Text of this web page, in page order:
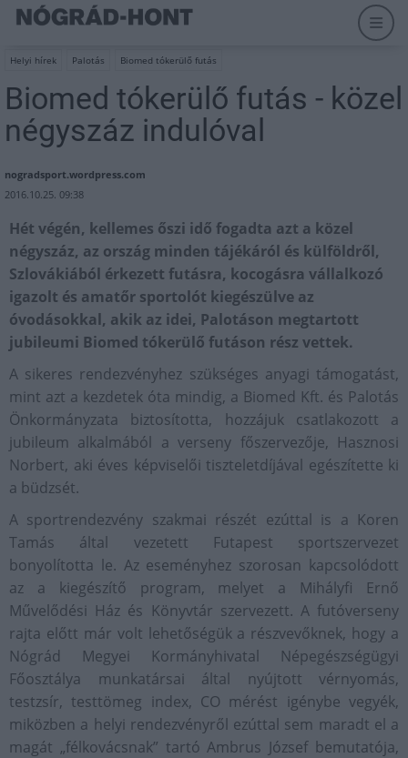
Helyi hírek Palotás Biomed tókerülő futás
Biomed tókerülő futás - közel
négyszáz indulóval
nogradsport.wordpress.com
2016.10.25. 09:38
Hét végén, kellemes őszi idő fogadta azt a közel
négyszáz, az ország minden tájékáról és külföldről,
Szlovákiából érkezett futásra, kocogásra vállalkozó
igazolt és amatőr sportolót kiegészülve az
óvodásokkal, akik az idei, Palotáson megtartott
jubileumi Biomed tókerülő futáson rész vettek.
A sikeres rendezvényhez szükséges anyagi támogatást,
mint azt a kezdetek óta mindig, a Biomed Kft. és Palotás
Önkormányzata biztosította, hozzájuk csatlakozott a
jubileum alkalmából a verseny főszervezője, Hasznosi
Norbert, aki éves képviselői tiszteletdíjával egészítette ki
a büdzsét.
A sportrendezvény szakmai részét ezúttal is a Koren
Tamás által vezetett Futapest sportszervezet
bonyolította le. Az eseményhez szorosan kapcsolódott
az a kiegészítő program, melyet a Mihályfi Ernő
Művelődési Ház és Könyvtár szervezett. A futóverseny
rajta előtt már volt lehetőségük a részvevőknek, hogy a
Nógrád Megyei Kormányhivatal Népegészségügyi
Főosztálya munkatársai által nyújtott vérnyomás,
testzsír, testtömeg index, CO mérést igénybe vegyék,
miközben a helyi rendezvényről ezúttal sem maradt el a
magát „félkovácsnak” tartó Ambrus József bemutatója,